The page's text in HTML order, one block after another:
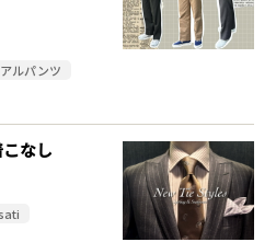
ルパンツ
なし